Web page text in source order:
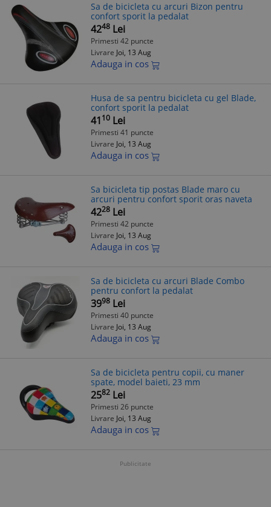
Sa de bicicleta cu arcuri Bizon pentru
confort sporit la pedalat
4248 Lei
Primesti 42 puncte
Livrare Joi, 13 Aug
Adauga in cos
Husa de sa pentru bicicleta cu gel Blade,
confort sporit la pedalat
4110 Lei
Primesti 41 puncte
Livrare Joi, 13 Aug
Adauga in cos
Sa bicicleta tip postas Blade maro cu
arcuri pentru confort sporit oras naveta
4228 Lei
Primesti 42 puncte
Livrare Joi, 13 Aug
Adauga in cos
Sa de bicicleta cu arcuri Blade Combo
pentru confort la pedalat
3998 Lei
Primesti 40 puncte
Livrare Joi, 13 Aug
Adauga in cos
Sa de bicicleta pentru copii, cu maner
spate, model baieti, 23 mm
2582 Lei
Primesti 26 puncte
Livrare Joi, 13 Aug
Adauga in cos
Publicitate